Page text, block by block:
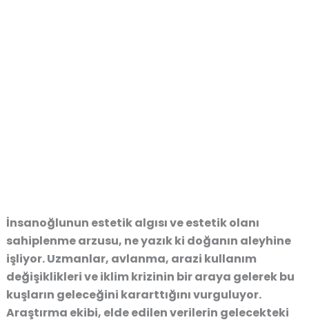
İnsanoğlunun estetik algısı ve estetik olanı
sahiplenme arzusu, ne yazık ki doğanın aleyhine
işliyor. Uzmanlar, avlanma, arazi kullanım
değişiklikleri ve iklim krizinin bir araya gelerek bu
kuşların geleceğini kararttığını vurguluyor.
Araştırma ekibi, elde edilen verilerin gelecekteki